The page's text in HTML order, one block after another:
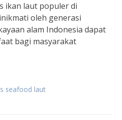
ikan laut populer di
oleh generasi
alam Indonesia dapat
bagi masyarakat
seafood laut